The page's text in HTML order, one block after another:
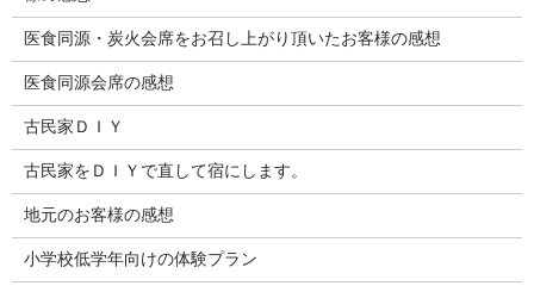
医食同源・炭火会席をお召し上がり頂いたお客様の感想
医食同源会席の感想
古民家ＤＩＹ
古民家をＤＩＹで直して宿にします。
地元のお客様の感想
小学校低学年向けの体験プラン